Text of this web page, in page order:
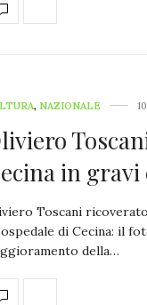
, NAZIONALE
in
Toscani
di Cecina: il
della…